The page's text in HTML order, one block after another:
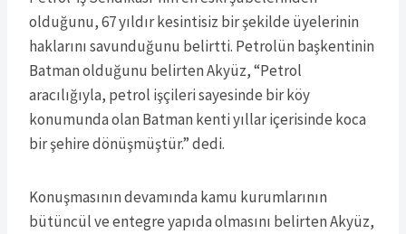
olduğunu, 67 yıldır kesintisiz bir şekilde üyelerinin
haklarını savunduğunu belirtti. Petrolün başkentinin
Batman olduğunu belirten Akyüz, “Petrol
aracılığıyla, petrol işçileri sayesinde bir köy
konumunda olan Batman kenti yıllar içerisinde koca
bir şehire dönüşmüştür.” dedi.
Konuşmasının devamında kamu kurumlarının
bütüncül ve entegre yapıda olmasını belirten Akyüz,